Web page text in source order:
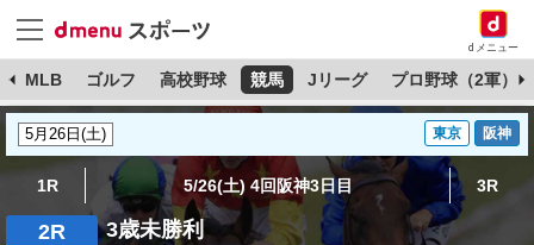
dメニュー
MLB ゴルフ 高校野球 競馬 Jリーグ プロ野球（2軍）
東京 阪神
1R 5/26(土) 4回阪神3日目 3R
2R 3歳未勝利